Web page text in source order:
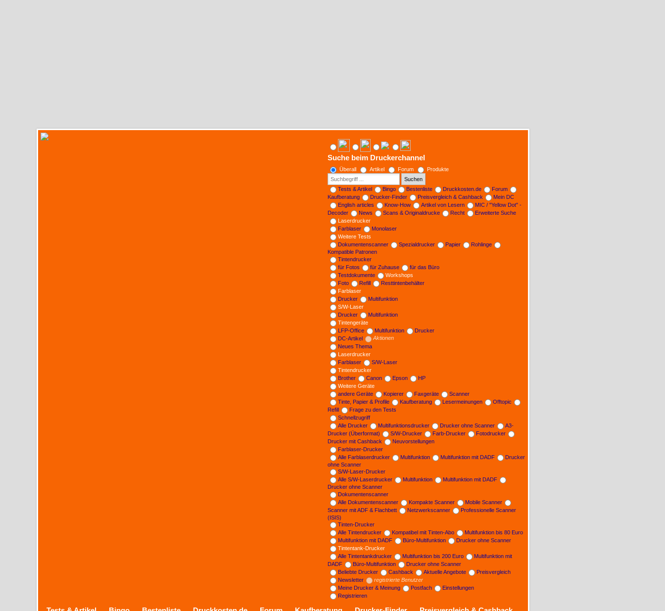
Suche beim Druckerchannel
Überall Artikel Forum
Produkte
Suchen
Tests & Artikel
Bingo Bestenliste Druckkosten.de
Forum
Kaufberatung
Drucker-Finder Preisvergleich & Cashback
Mein DC
English articles
Know-How Artikel von Lesern
MIC / "Yellow Dot" -
Decoder
News Scans & Originaldrucke Recht
Erweiterte Suche
Laserdrucker
Farblaser
Monolaser
Weitere Tests
Dokumentenscanner
Spezialdrucker Papier
Rohlinge
Kompatible Patronen
Tintendrucker
für Fotos
für Zuhause
für das Büro
Testdokumente
Workshops
Foto
Refill
Resttintenbehälter
Farblaser
Drucker
Multifunktion
S/W-Laser
Drucker
Multifunktion
Tintengeräte
LFP-Office
Multifunktion
Drucker
DC-Artikel
Aktionen
Neues Thema
Laserdrucker
Farblaser
S/W-Laser
Tintendrucker
Brother
Canon Epson
HP
Weitere Geräte
andere Geräte
Kopierer Faxgeräte
Scanner
Tinte, Papier & Profile
Kaufberatung Lesermeinungen
Offtopic
Refill
Frage zu den Tests
Schnellzugriff
Alle Drucker
Multifunktionsdrucker Drucker ohne Scanner
A3-
Drucker (Überformat)
S/W-Drucker Farb-Drucker
Fotodrucker
Drucker mit Cashback
Neuvorstellungen
Farblaser-Drucker
Alle Farblaserdrucker
Multifunktion Multifunktion mit DADF
Drucker
ohne Scanner
S/W-Laser-Drucker
Alle S/W-Laserdrucker
Multifunktion
Multifunktion mit DADF
Drucker ohne Scanner
Dokumentenscanner
Alle Dokumentenscanner
Kompakte Scanner
Mobile Scanner
Scanner mit ADF & Flachbett
Netzwerkscanner
Professionelle Scanner
(ISIS)
Tinten-Drucker
Alle Tintendrucker
Kompatibel mit Tinten-Abo
Multifunktion bis 80 Euro
Multifunktion mit DADF
Büro-Multifunktion
Drucker ohne Scanner
Tintentank-Drucker
Alle Tintentankdrucker
Multifunktion bis 200 Euro
Multifunktion mit
DADF
Büro-Multifunktion
Drucker ohne Scanner
Beliebte Drucker
Cashback Aktuelle Angebote
Preisvergleich
Newsletter
registrierte Benutzer
Meine Drucker & Meinung
Postfach
Einstellungen
Registrieren